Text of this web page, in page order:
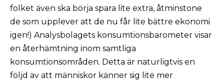
folket även ska börja spara lite extra, åtminstone
de som upplever att de nu får lite bättre ekonomi
igen!) Analysbolagets konsumtionsbarometer visar
en återhämtning inom samtliga
konsumtionsområden. Detta är naturligtvis en
följd av att människor känner sig lite mer